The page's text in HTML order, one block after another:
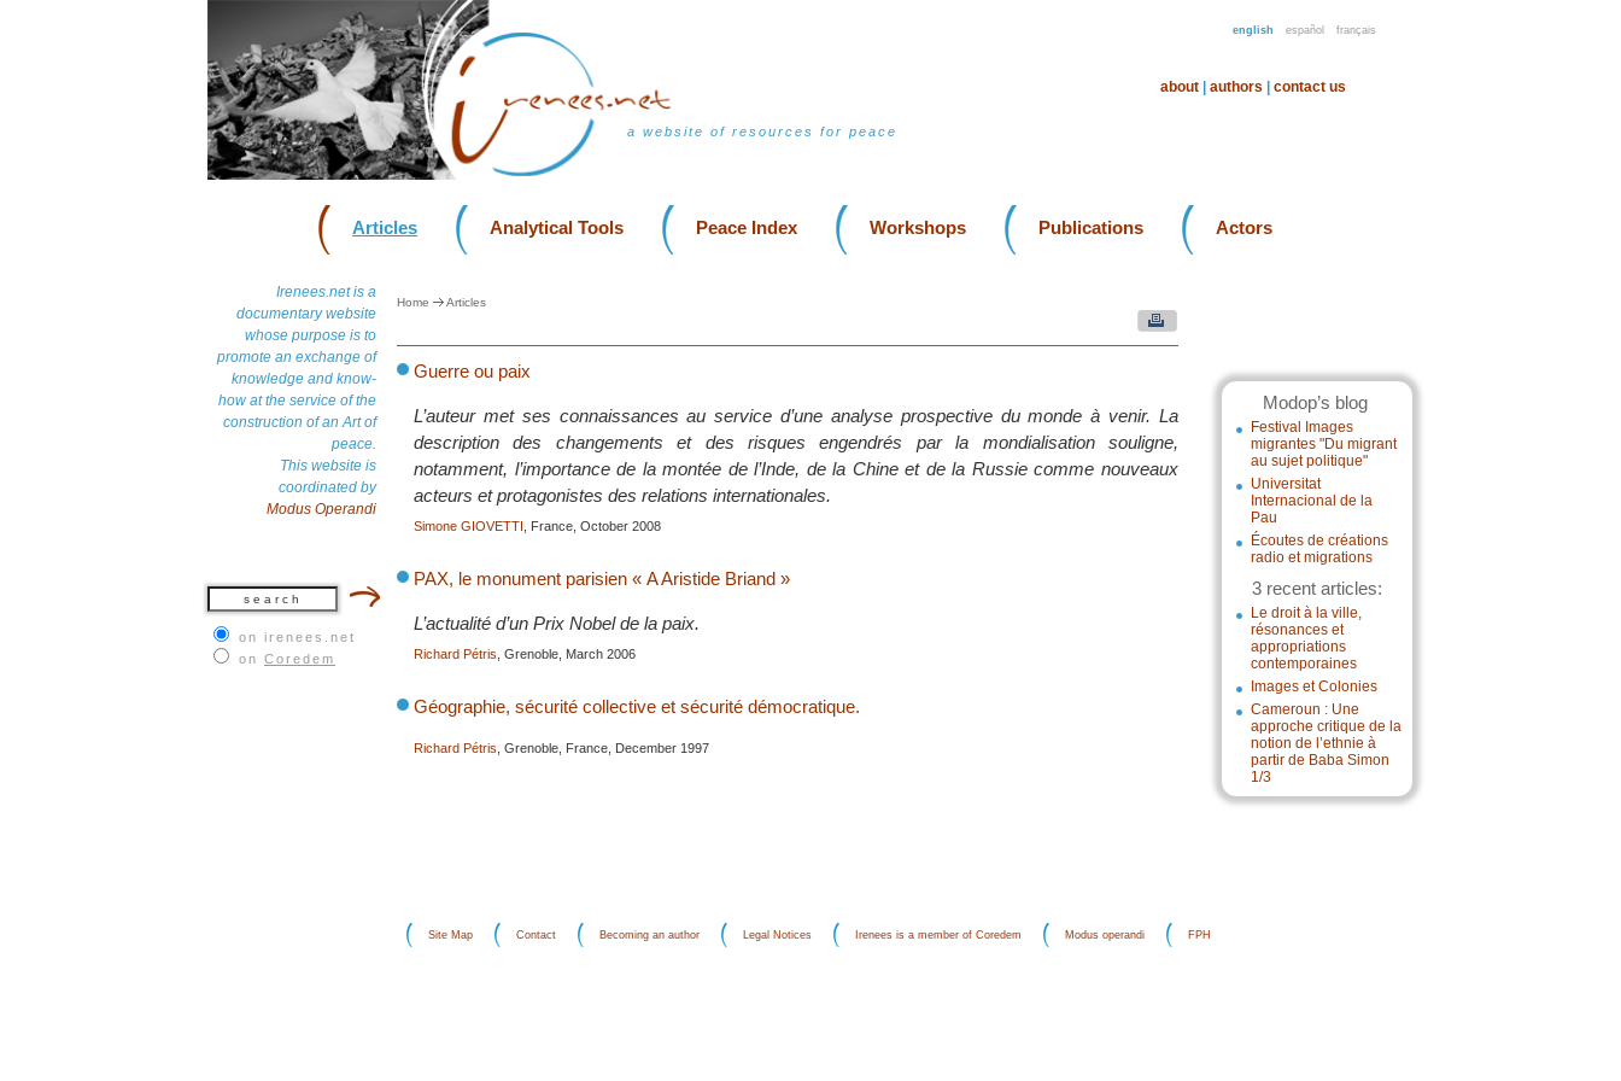
english español français
a website of resources for peace
about authors contact us
Articles Analytical Tools Peace Index Workshops Publications Actors
Irenees.net is a
documentary website
whose purpose is to
promote an exchange of
knowledge and know-
how at the service of the
construction of an Art of
peace.
This website is
coordinated by
Modus Operandi
on irenees.net
on Coredem
Modop’s blog
Festival Images
migrantes "Du migrant
au sujet politique"
Universitat
Internacional de la
Pau
Écoutes de créations
radio et migrations
3 recent articles:
Le droit à la ville,
résonances et
appropriations
contemporaines
Images et Colonies
Cameroun : Une
approche critique de la
notion de l’ethnie à
partir de Baba Simon
1/3
Home Articles
Guerre ou paix
L’auteur met ses connaissances au service d’une analyse prospective du monde à venir. La
description des changements et des risques engendrés par la mondialisation souligne,
notamment, l’importance de la montée de l’Inde, de la Chine et de la Russie comme nouveaux
acteurs et protagonistes des relations internationales.
Simone GIOVETTI , France, October 2008
PAX, le monument parisien « A Aristide Briand »
L’actualité d’un Prix Nobel de la paix.
Richard Pétris , Grenoble, March 2006
Géographie, sécurité collective et sécurité démocratique.
Richard Pétris , Grenoble, France, December 1997
Site Map Contact Becoming an author Legal Notices Irenees is a member of Coredem Modus operandi FPH